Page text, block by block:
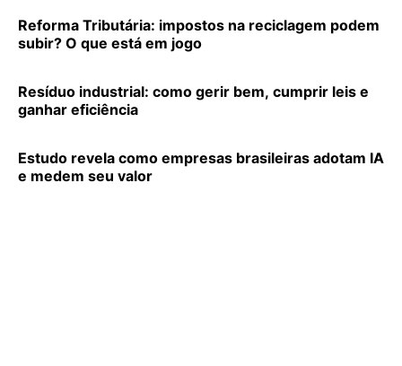
Reforma Tributária: impostos na reciclagem podem
subir? O que está em jogo
Resíduo industrial: como gerir bem, cumprir leis e
ganhar eficiência
Estudo revela como empresas brasileiras adotam IA
e medem seu valor